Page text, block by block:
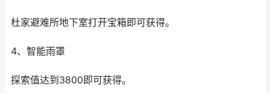
杜家避难所地下室打开宝箱即可获得。
4、智能雨罩
探索值达到3800即可获得。